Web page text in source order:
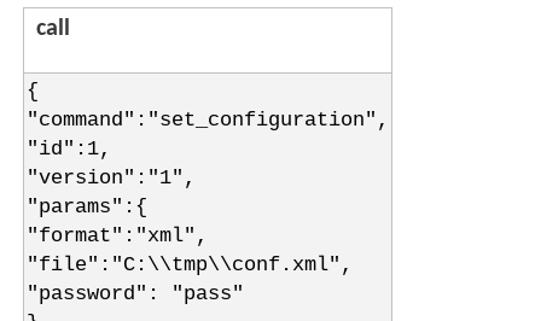
call
{
"command":"set_configuration",
"id":1,
"version":"1",
"params":{
"format":"xml",
"file":"C:\\tmp\\conf.xml",
"password": "pass"